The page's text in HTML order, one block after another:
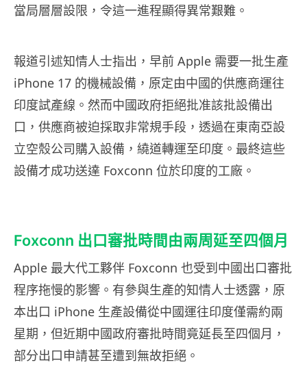
當局層層設限，令這一進程顯得異常艱難。
報道引述知情人士指出，早前 Apple 需要一批生產
iPhone 17 的機械設備，原定由中國的供應商運往
印度試產線。然而中國政府拒絕批准該批設備出
口，供應商被迫採取非常規手段，透過在東南亞設
立空殼公司購入設備，繞道轉運至印度。最終這些
設備才成功送達 Foxconn 位於印度的工廠。
Foxconn 出口審批時間由兩周延至四個月
Apple 最大代工夥伴 Foxconn 也受到中國出口審批
程序拖慢的影響。有參與生產的知情人士透露，原
本出口 iPhone 生產設備從中國運往印度僅需約兩
星期，但近期中國政府審批時間竟延長至四個月，
部分出口申請甚至遭到無故拒絕。